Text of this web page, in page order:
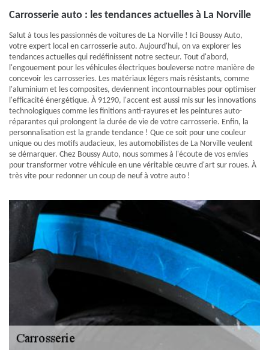
Carrosserie auto : les tendances actuelles à La Norville
Salut à tous les passionnés de voitures de La Norville ! Ici Boussy Auto,
votre expert local en carrosserie auto. Aujourd'hui, on va explorer les
tendances actuelles qui redéfinissent notre secteur. Tout d'abord,
l'engouement pour les véhicules électriques bouleverse notre manière de
concevoir les carrosseries. Les matériaux légers mais résistants, comme
l'aluminium et les composites, deviennent incontournables pour optimiser
l'efficacité énergétique. À 91290, l'accent est aussi mis sur les innovations
technologiques comme les finitions anti-rayures et les peintures auto-
réparantes qui prolongent la durée de vie de votre carrosserie. Enfin, la
personnalisation est la grande tendance ! Que ce soit pour une couleur
unique ou des motifs audacieux, les automobilistes de La Norville veulent
se démarquer. Chez Boussy Auto, nous sommes à l'écoute de vos envies
pour transformer votre véhicule en une véritable œuvre d'art sur roues. À
très vite pour redonner un coup de neuf à votre auto !